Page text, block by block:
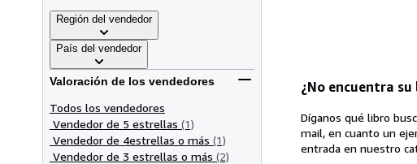
Región del vendedor
País del vendedor
Valoración de los vendedores
Todos los vendedores
Vendedor de 5 estrellas (1)
Vendedor de 4estrellas o más (1)
Vendedor de 3 estrellas o más (2)
¿No encuentra su
Díganos qué libro
mail, en cuanto un
entrada en nuestro